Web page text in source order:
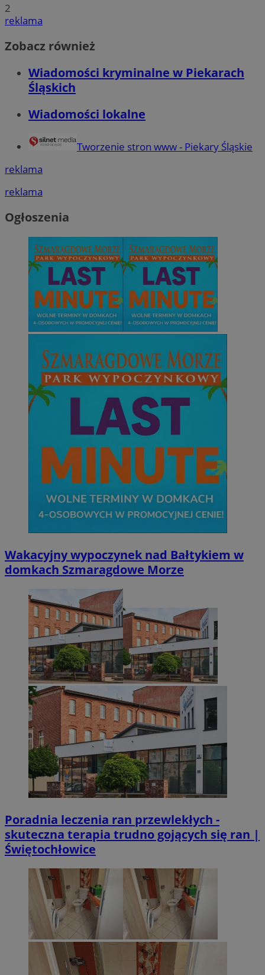
2
reklama
Zobacz również
Wiadomości kryminalne w Piekarach
Śląskich
Wiadomości lokalne
Tworzenie stron www - Piekary Śląskie
reklama
reklama
Ogłoszenia
Wakacyjny wypoczynek nad Bałtykiem w
domkach Szmaragdowe Morze
Poradnia leczenia ran przewlekłych -
skuteczna terapia trudno gojących się ran |
Świętochłowice